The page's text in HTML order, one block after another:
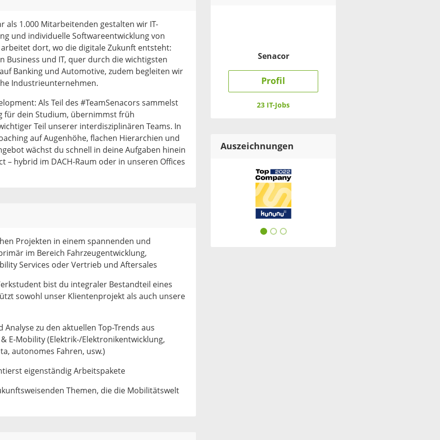
als 1.000 Mitarbeitenden gestalten wir IT-
und individuelle Softwareentwicklung von
dort, wo die digitale Zukunft entsteht:
Business und IT, quer durch die wichtigsten
Banking und Automotive, zudem begleiten wir
Industrieunternehmen.
Als Teil des #TeamSenacors sammelst
für dein Studium, übernimmst früh
Teil unserer interdisziplinären Teams. In
auf Augenhöhe, flachen Hierarchien und
wächst du schnell in deine Aufgaben hinein
– hybrid im DACH-Raum oder in unseren Offices
Projekten in einem spannenden und
im Bereich Fahrzeugentwicklung,
Services oder Vertrieb und Aftersales
bist du integraler Bestandteil eines
sowohl unser Klientenprojekt als auch unsere
zu den aktuellen Top-Trends aus
E-Mobility (Elektrik-/Elektronikentwicklung,
autonomes Fahren, usw.)
eigenständig Arbeitspakete
Themen, die die Mobilitätswelt
Senacor
Profil
23 IT-Jobs
Auszeichnungen